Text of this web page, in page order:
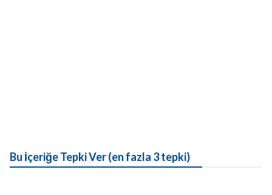
Bu İçeriğe Tepki Ver (en fazla 3 tepki)